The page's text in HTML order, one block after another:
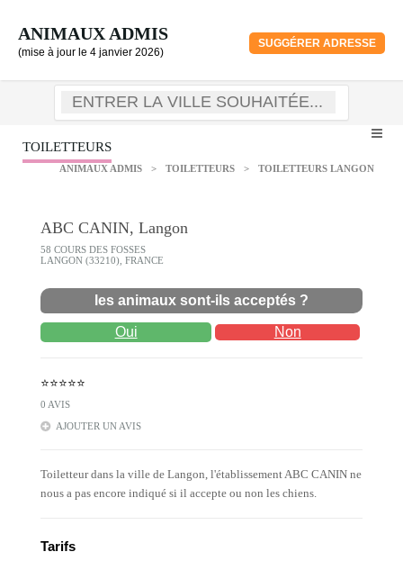
ANIMAUX ADMIS
(mise à jour le 4 janvier 2026)
SUGGÉRER ADRESSE
TOILETTEURS
ANIMAUX ADMIS > TOILETTEURS > TOILETTEURS LANGON
ABC CANIN, Langon
58 COURS DES FOSSES
LANGON (33210), FRANCE
les animaux sont-ils acceptés ?
Oui Non
⭐⭐⭐⭐⭐
0 AVIS
AJOUTER UN AVIS
Toiletteur dans la ville de Langon, l'établissement ABC CANIN ne
nous a pas encore indiqué si il accepte ou non les chiens.
Tarifs